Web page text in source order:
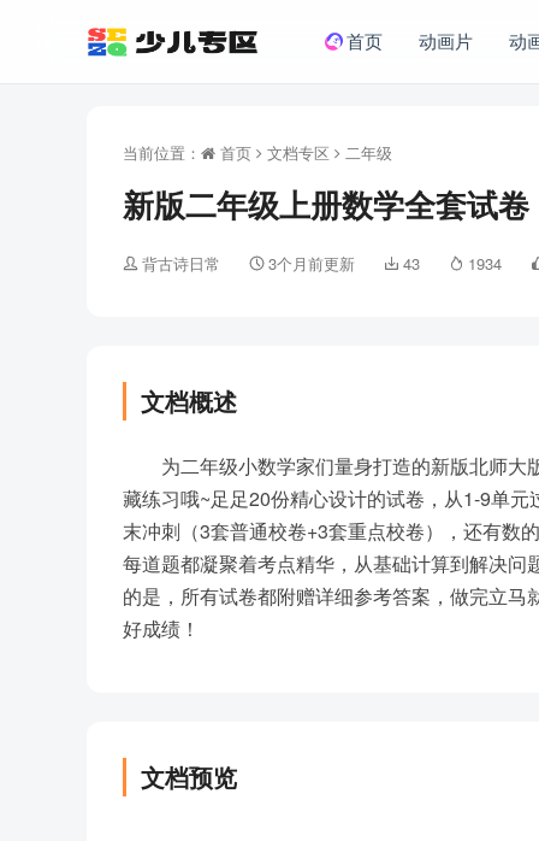
首页 动画片 动
当前位置： 首页 文档专区 二年级
新版二年级上册数学全套试
背古诗日常 3个月前更新 43 1934
文档概述
为二年级小数学家们量身打造的新版北师
藏练习哦~足足20份精心设计的试卷，从1-9单
末冲刺（3套普通校卷+3套重点校卷），还有数
每道题都凝聚着考点精华，从基础计算到解决
的是，所有试卷都附赠详细参考答案，做完立
好成绩！
文档预览